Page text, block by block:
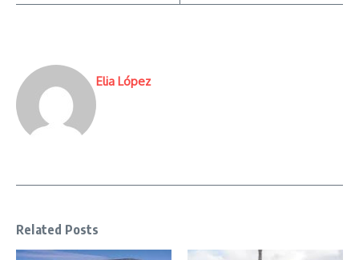
Elia López
Related Posts